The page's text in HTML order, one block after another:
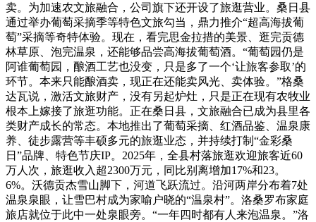
卖。为加速农文旅融合，公司旗下还开设了旅逛营业。桑日县
通过举办葡萄采摘季等特色文旅勾当，鼎力推介“超高海拔葡
萄”采摘等奇特体验。现在，看完思金拉措的美景、逛完贡德
林草原、泡完温泉，还能够品尝高海拔葡萄酒。“葡萄园仍是
阿谁葡萄园，酿酒工艺也没变，只是多了一个‘让旅客参取’的
环节。本来只能酿酒卖，现正在还能卖风光、卖体验。”格桑
达瓦说，激活文旅财产，没有另起炉灶，只是正在现有农牧业
根本上嫁接了旅逛功能。正在桑日县，文旅融合已成为县里各
类财产成长的常态。本地推出了葡萄采摘、红酒品鉴、温泉康
养、徒步露营等丰硕多元的旅逛业态，并持续打制“金彩桑
日”品牌、特色节庆IP。2025年，全县村落旅逛欢迎旅客近60
万人次，旅逛收入超2300万元，同比别离增加17%和23。
6%。沃德贡杰雪山脚下，河道飞跃流过。沿河两岸分布着7处
温泉泉眼，让雪巴村成为家喻户晓的“温泉村”。洛桑罗布家庭
旅店就位于此中一处泉眼旁。“一年四时都有人来泡温泉。”洛